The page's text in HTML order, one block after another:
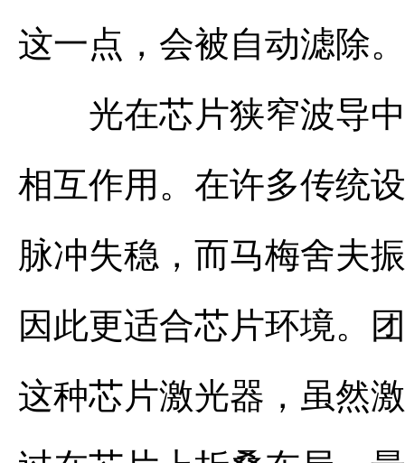
这一点，会被自动滤除。
光在芯片狭窄波导中
相互作用。在许多传统
脉冲失稳，而马梅舍夫
因此更适合芯片环境。
这种芯片激光器，虽然